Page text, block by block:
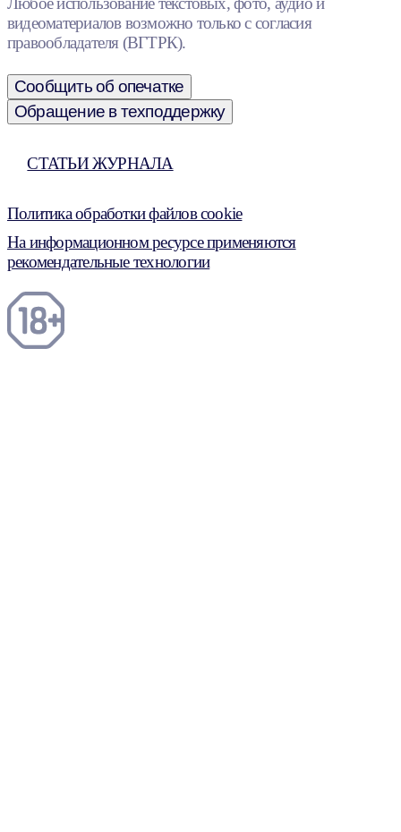
видеоматериалов возможно только с согласия
правообладателя (ВГТРК).
Сообщить об опечатке
Обращение в техподдержку
СТАТЬИ ЖУРНАЛА
Политика обработки файлов cookie
На информационном ресурсе применяются
рекомендательные технологии